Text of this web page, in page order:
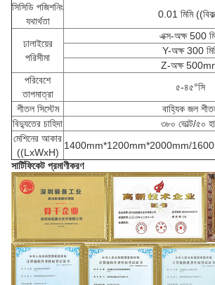
সিসিডি পজিশনিং
যথার্থতা
0.01 মিমি
ঢালাইয়ের
পরিসীমা
এক্স-অক্ষ 500
Y-অক্ষ 300
Z-অক্ষ
পরিবেশে
তাপমাত্রা
৫-৪৫°সি
শীতল সিস্টেম
বাহ্যিক জল
বিদ্যুতের চাহিদা
৩৮০ ভোল্ট/৫০
মেশিনের আকার
((LxWxH)
1400mm*1200mm*2000mm/
সার্টিফিকেট প্রমাণীকরণ